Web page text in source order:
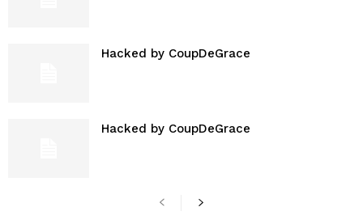
Hacked by CoupDeGrace
Hacked by CoupDeGrace